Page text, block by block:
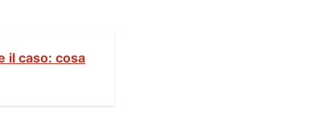
il caso: cosa